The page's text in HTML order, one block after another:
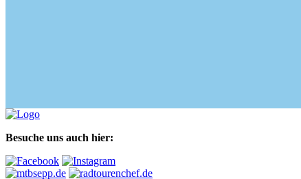
Besuche uns auch hier: